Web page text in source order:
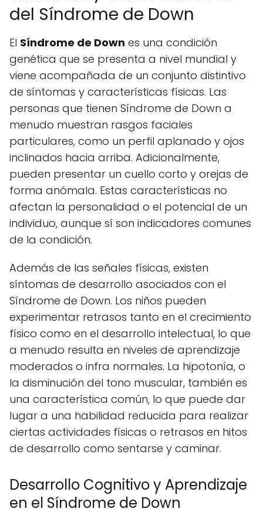
del Síndrome de Down
El Síndrome de Down es una condición
genética que se presenta a nivel mundial y
viene acompañada de un conjunto distintivo
de síntomas y características físicas. Las
personas que tienen Síndrome de Down a
menudo muestran rasgos faciales
particulares, como un perfil aplanado y ojos
inclinados hacia arriba. Adicionalmente,
pueden presentar un cuello corto y orejas de
forma anómala. Estas características no
afectan la personalidad o el potencial de un
individuo, aunque sí son indicadores comunes
de la condición.
Además de las señales físicas, existen
síntomas de desarrollo asociados con el
Síndrome de Down. Los niños pueden
experimentar retrasos tanto en el crecimiento
físico como en el desarrollo intelectual, lo que
a menudo resulta en niveles de aprendizaje
moderados o infra normales. La hipotonía, o
la disminución del tono muscular, también es
una característica común, lo que puede dar
lugar a una habilidad reducida para realizar
ciertas actividades físicas o retrasos en hitos
de desarrollo como sentarse y caminar.
Desarrollo Cognitivo y Aprendizaje
en el Síndrome de Down